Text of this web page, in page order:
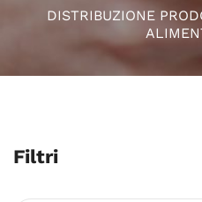
DISTRIBUZIONE
Filtri